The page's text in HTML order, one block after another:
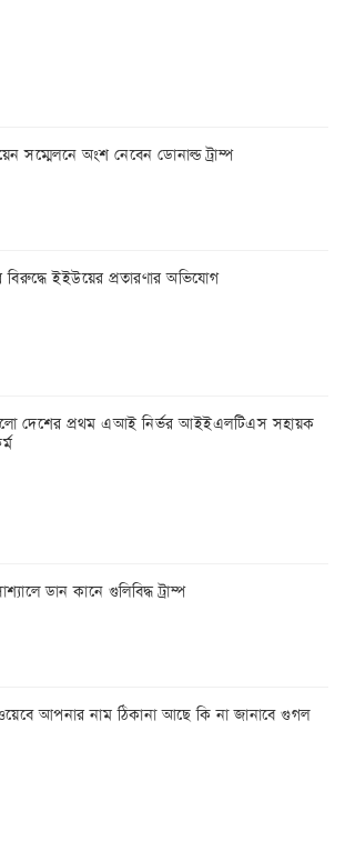
সম্মেলনে অংশ নেবেন ডোনাল্ড ট্রাম্প
বিরুদ্ধে ইইউয়ের প্রতারণার অভিযোগ
দেশের প্রথম এআই নির্ভর আইইএলটিএস সহায়ক
ডান কানে গুলিবিদ্ধ ট্রাম্প
আপনার নাম ঠিকানা আছে কি না জানাবে গুগল